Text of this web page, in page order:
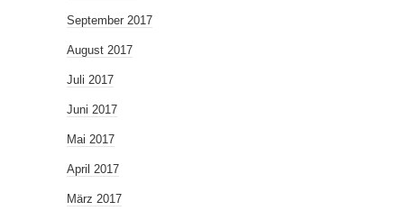
September 2017
August 2017
Juli 2017
Juni 2017
Mai 2017
April 2017
März 2017